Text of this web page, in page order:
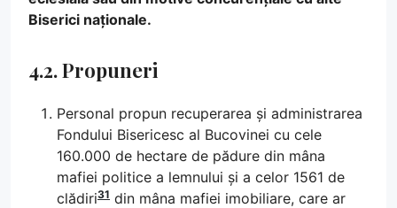
Biserici naționale.
4.2. Propuneri
Personal propun recuperarea și administrarea
Fondului Bisericesc al Bucovinei cu cele
160.000 de hectare de pădure din mâna
mafiei politice a lemnului și a celor 1561 de
clădiri31 din mâna mafiei imobiliare, care ar